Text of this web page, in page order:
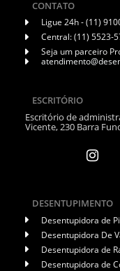
CONTATO
Ligue 24h - (11)
Central: (11) 5523-
Seja um parceiro
ESCRITÓRIO
Escritório de
Vicente, 230 Barra
DESENTUPIMENTO
Desentupidora de
Desentupidora De
Desentupidora de
Desentupidora de